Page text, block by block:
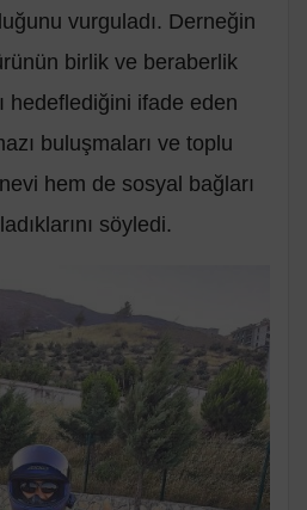
vurguladı. Derneğin
birlik ve beraberlik
hedeflediğini ifade eden
buluşmaları ve toplu
hem de sosyal bağları
söyledi.